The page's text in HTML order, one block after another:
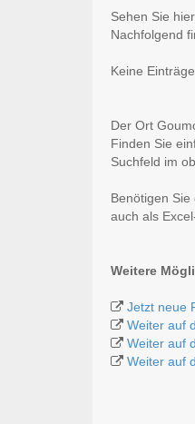
Sehen Sie
Nachfolgend
Keine
Der Ort
Finden Sie
Suchfeld im
Benötigen
auch als
Weitere
Jetzt neue
Weiter auf
Weiter auf
Weiter auf